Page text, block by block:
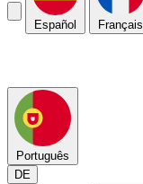
Español Français
Português
DE